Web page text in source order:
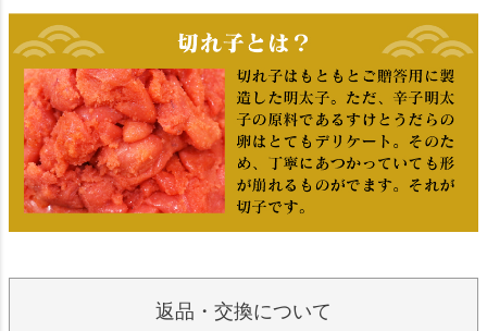
返品・交換について